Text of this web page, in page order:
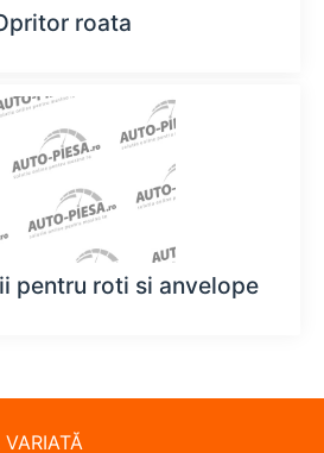
roata
pentru roti si anvelope